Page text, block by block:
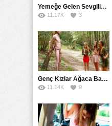
Yemeğe Gelen Sevgilisinin Arkadaşına Yarak Yedirdi
11.17K 3
Genç Kızlar Ağaca Bağlayarak Tecavüz Etmek İstediler
11.14K 9